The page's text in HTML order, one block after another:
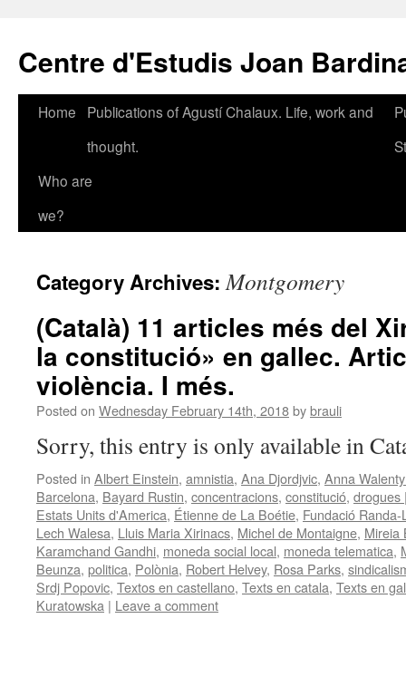
content
Centre d'Estudis Joan
Home
Publications of Agustí Chalaux. Life, work and
thought.
Who are
we?
Category Archives:Montgomery
(Català) 11 articles més del
la constitució» en gallec.
violència. I més.
Posted on Wednesday February 14th, 2018bybrauli
Sorry, this entry is only available in
Posted in Albert Einstein, amnistia, Ana Djordjvic, Anna
Barcelona, Bayard Rustin, concentracions, constitució, drogues
Estats Units d'America, Étienne de La Boétie, Fundació
Lech Walesa, Lluis Maria Xirinacs, Michel de Montaigne, Mireia
Karamchand Gandhi, moneda social local, moneda telematica,
Beunza, politica, Polònia, Robert Helvey, Rosa Parks,
Srdj Popovic, Textos en castellano, Texts en catala, Texts en
Kuratowska | Leave a comment